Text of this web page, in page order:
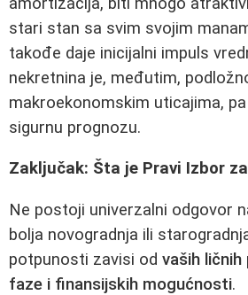
stari stan sa svim svojim
takođe daje inicijalni impuls
nekretnina je, međutim,
makroekonomskim uticajima,
sigurnu prognozu.
Zaključak: Šta je Pravi Izbor
Ne postoji univerzalni odgovor
bolja novogradnja ili
potpunosti zavisi od vaših
faze i finansijskih mogućnosti.